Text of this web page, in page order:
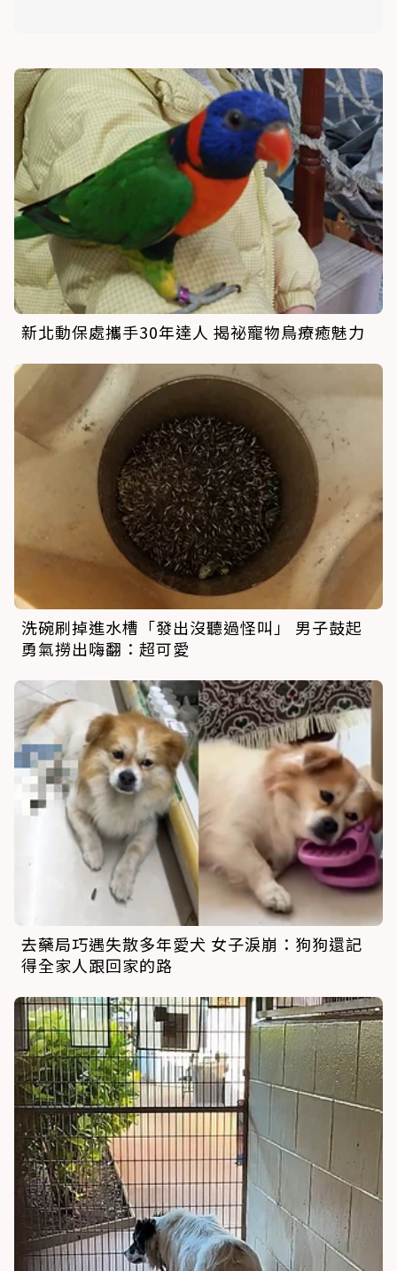
新北動保處攜手30年達人 揭祕寵物鳥療癒魅力
洗碗刷掉進水槽「發出沒聽過怪叫」 男子鼓起
勇氣撈出嗨翻：超可愛
去藥局巧遇失散多年愛犬 女子淚崩：狗狗還記
得全家人跟回家的路